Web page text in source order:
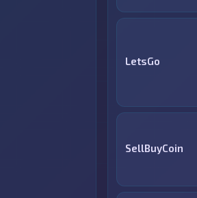
LetsGo
SellBuyCoin